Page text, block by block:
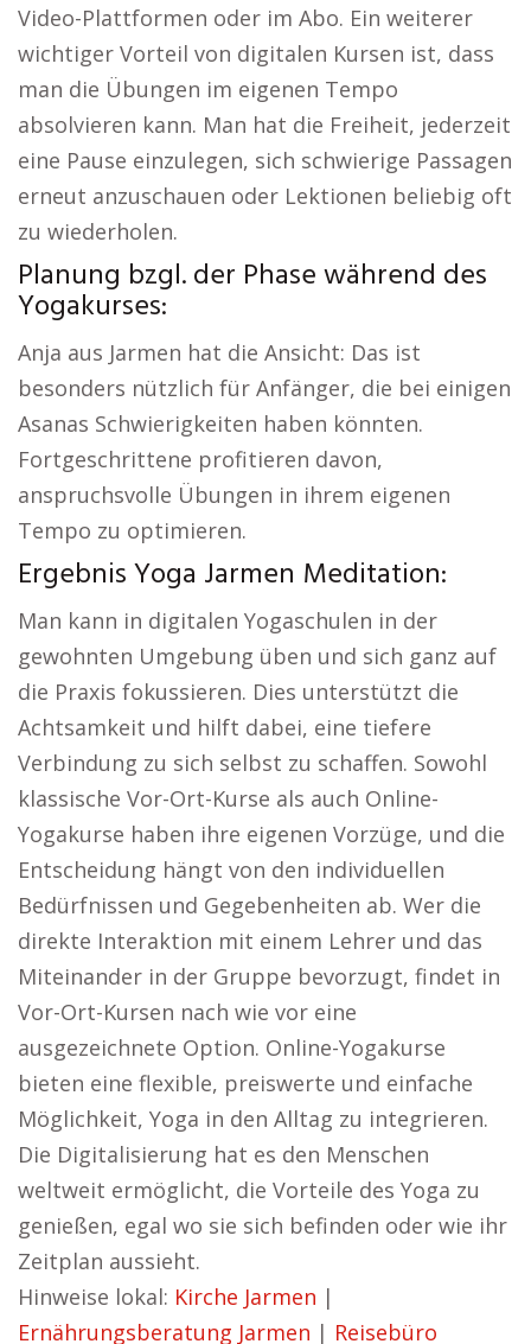
Video-Plattformen oder im Abo. Ein weiterer
wichtiger Vorteil von digitalen Kursen ist, dass
man die Übungen im eigenen Tempo
absolvieren kann. Man hat die Freiheit, jederzeit
eine Pause einzulegen, sich schwierige Passagen
erneut anzuschauen oder Lektionen beliebig oft
zu wiederholen.
Planung bzgl. der Phase während des
Yogakurses:
Anja aus Jarmen hat die Ansicht: Das ist
besonders nützlich für Anfänger, die bei einigen
Asanas Schwierigkeiten haben könnten.
Fortgeschrittene profitieren davon,
anspruchsvolle Übungen in ihrem eigenen
Tempo zu optimieren.
Ergebnis Yoga Jarmen Meditation:
Man kann in digitalen Yogaschulen in der
gewohnten Umgebung üben und sich ganz auf
die Praxis fokussieren. Dies unterstützt die
Achtsamkeit und hilft dabei, eine tiefere
Verbindung zu sich selbst zu schaffen. Sowohl
klassische Vor-Ort-Kurse als auch Online-
Yogakurse haben ihre eigenen Vorzüge, und die
Entscheidung hängt von den individuellen
Bedürfnissen und Gegebenheiten ab. Wer die
direkte Interaktion mit einem Lehrer und das
Miteinander in der Gruppe bevorzugt, findet in
Vor-Ort-Kursen nach wie vor eine
ausgezeichnete Option. Online-Yogakurse
bieten eine flexible, preiswerte und einfache
Möglichkeit, Yoga in den Alltag zu integrieren.
Die Digitalisierung hat es den Menschen
weltweit ermöglicht, die Vorteile des Yoga zu
genießen, egal wo sie sich befinden oder wie ihr
Zeitplan aussieht.
Hinweise lokal: Kirche Jarmen |
Ernährungsberatung Jarmen | Reisebüro